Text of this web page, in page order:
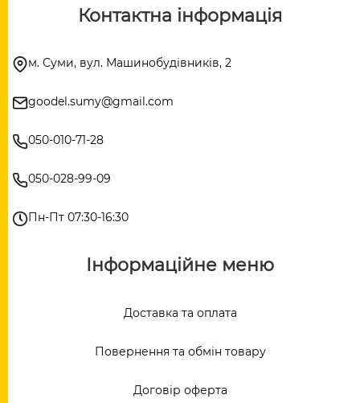
Контактна інформація
м. Суми, вул. Машинобудівників, 2
goodel.sumy@gmail.com
050-010-71-28
050-028-99-09
Пн-Пт 07:30-16:30
Інформаційне меню
Доставка та оплата
Повернення та обмін товару
Договір оферта